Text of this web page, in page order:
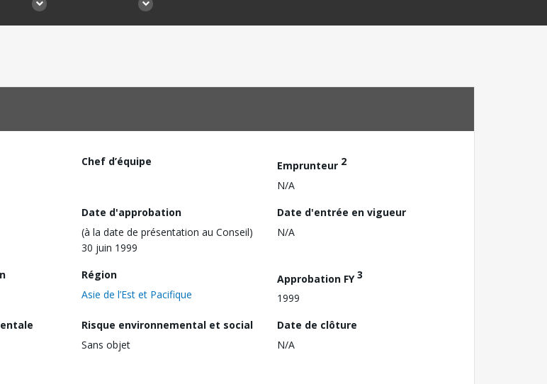
Chef d’équipe Emprunteur 2
N/A
Date d'approbation
(à la date de présentation au Conseil)
30 juin 1999
Date d'entrée en vigueur
N/A
Région
Asie de l’Est et Pacifique
Approbation FY3
1999
Risque environnemental et social
Sans objet
Date de clôture
N/A